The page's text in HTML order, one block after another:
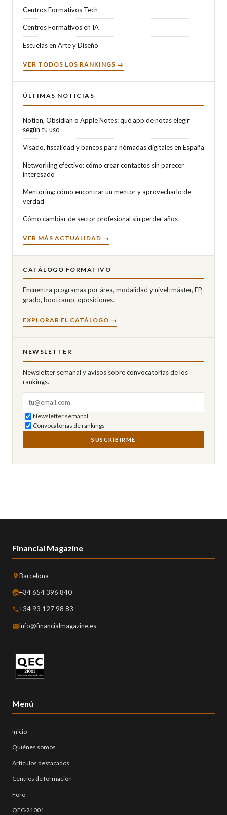
Centros Formativos Tech
Centros Formativos en IA
Escuelas en Arte y Diseño
VER TODOS LOS RANKINGS →
ÚLTIMAS NOTICIAS
Notion, Obsidian o Apple Notes: qué app de notas elegir
según tu uso
Visado, fiscalidad y bancos para nómadas digitales en España
Networking efectivo: cómo crear contactos sin parecer
interesado
Mentoring: cómo encontrar un mentor y aprovecharlo de
verdad
Cómo cambiar de sector profesional sin perder años
VER MÁS ACTUALIDAD →
CATÁLOGO FORMATIVO
Encuentra programas por área, modalidad y nivel: máster, FP,
grado, bootcamp, oposiciones.
EXPLORAR EL CATÁLOGO →
NEWSLETTER
Newsletter semanal y avisos sobre convocatorias de los
rankings.
Newsletter semanal
Convocatorias de rankings
SUSCRIBIRME
Financial Magazine
Barcelona
+34 654 396 840
+34 93 127 98 83
info@financialmagazine.es
Menú
Inicio
Quiénes somos
Artículos destacados
Centros de formación
Foro
QEC-21001